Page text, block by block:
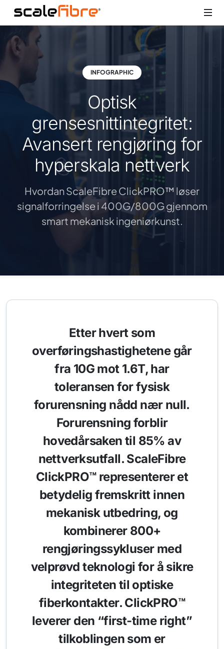
INFOGRAPHIC
Optisk
grensesnittintegritet:
Avansert rengjøring for
hyperskala nettverk
Hvordan ScaleFibre ClickPRO™ løser
signalforringelse i 400G/800G gjennom
smart mekanisk ingeniørkunst.
Etter hvert som
overføringshastighetene går
fra 10G mot 1.6T, har
toleransen for fysisk
forurensning nådd nær null.
Forurensning forblir
hovedårsaken til 85% av
nettverksutfall. ScaleFibre
ClickPRO™ representerer et
betydelig fremskritt innen
mekanisk utbedring, og
kombinerer 800+
rengjøringssykluser med
velprøvd teknologi for å sikre
integriteten til optiske
fiberkontakter. ClickPRO™
leverer den “first-time right”
tilkoblingen som er